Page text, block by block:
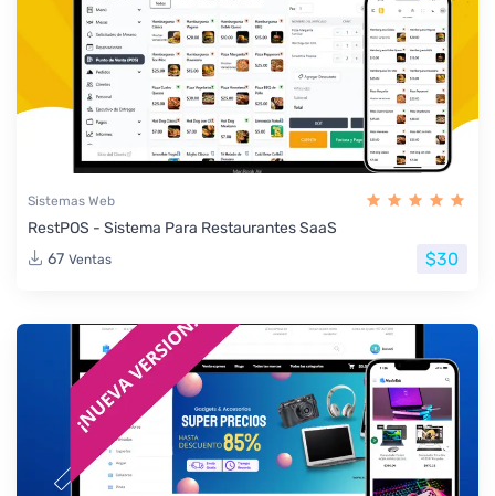
Sistemas Web
RestPOS - Sistema Para Restaurantes SaaS
67 Ventas $30